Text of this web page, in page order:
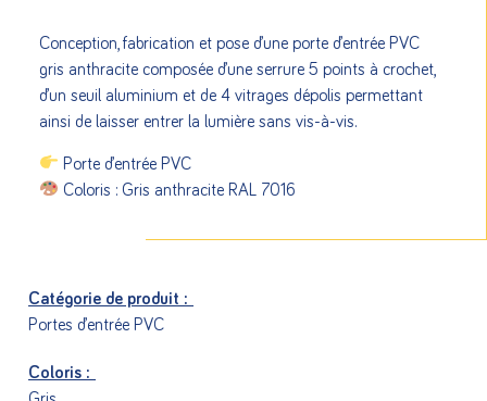
Conception, fabrication et pose d’une porte d’entrée PVC
gris anthracite composée d’une serrure 5 points à crochet,
d’un seuil aluminium et de 4 vitrages dépolis permettant
ainsi de laisser entrer la lumière sans vis-à-vis.
Porte d’entrée PVC
Coloris : Gris anthracite RAL 7016
Catégorie de produit :
Portes d’entrée PVC
Coloris :